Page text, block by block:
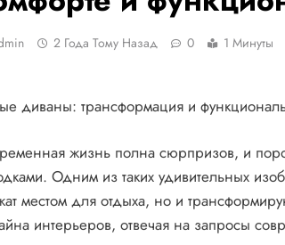
2 Года Тому Назад 0 1 Минуты
диваны: трансформация и
жизнь полна сюрпризов, и
Одним из таких удивительных
местом для отдыха, но и
интерьеров, отвечая на запросы